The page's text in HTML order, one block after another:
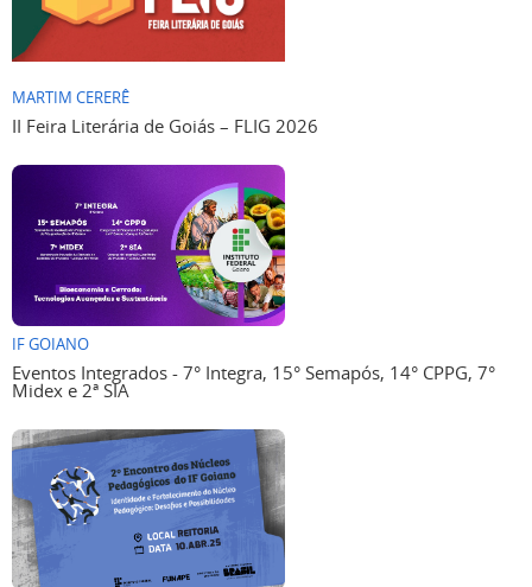
MARTIM CERERÊ
II Feira Literária de Goiás – FLIG 2026
IF GOIANO
Eventos Integrados - 7° Integra, 15° Semapós, 14° CPPG, 7°
Midex e 2ª SIA